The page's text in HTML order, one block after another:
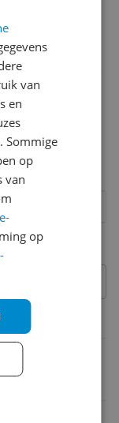
van je
het schrijven
10 minuten.
een betere
kans op
van
en
Sommige
op
van
op